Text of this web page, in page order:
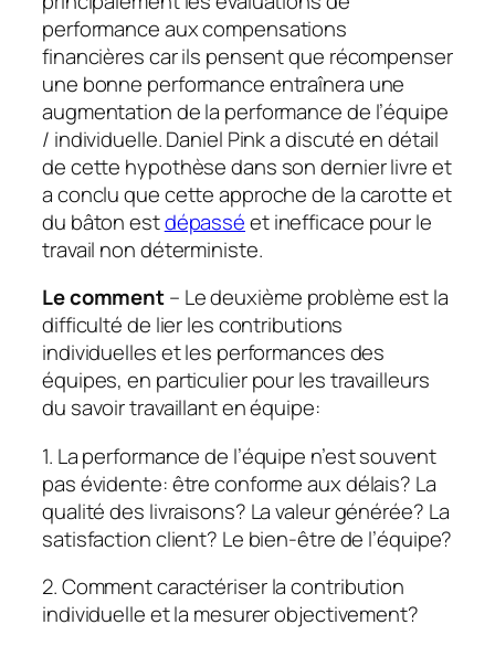
performance aux compensations
financières car ils pensent que récompenser
une bonne performance entraînera une
augmentation de la performance de l’équipe
/ individuelle. Daniel Pink a discuté en détail
de cette hypothèse dans son dernier livre et
a conclu que cette approche de la carotte et
du bâton estdépasséet inefficace pour le
travail non déterministe.
Le comment– Le deuxième problème est la
difficulté de lier les contributions
individuelles et les performances des
équipes, en particulier pour les travailleurs
du savoir travaillant en équipe:
1. La performance de l’équipe n’est souvent
pas évidente: être conforme aux délais? La
qualité des livraisons? La valeur générée? La
satisfaction client? Le bien-être de l’équipe?
2. Comment caractériser la contribution
individuelle et la mesurer objectivement?